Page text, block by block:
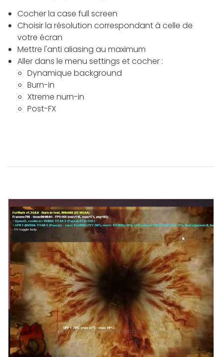
Cocher la case full screen
Choisir la résolution correspondant à celle de
votre écran
Mettre l'anti aliasing au maximum
Aller dans le menu settings et cocher :
Dynamique background
Burn-in
Xtreme nurn-in
Post-FX